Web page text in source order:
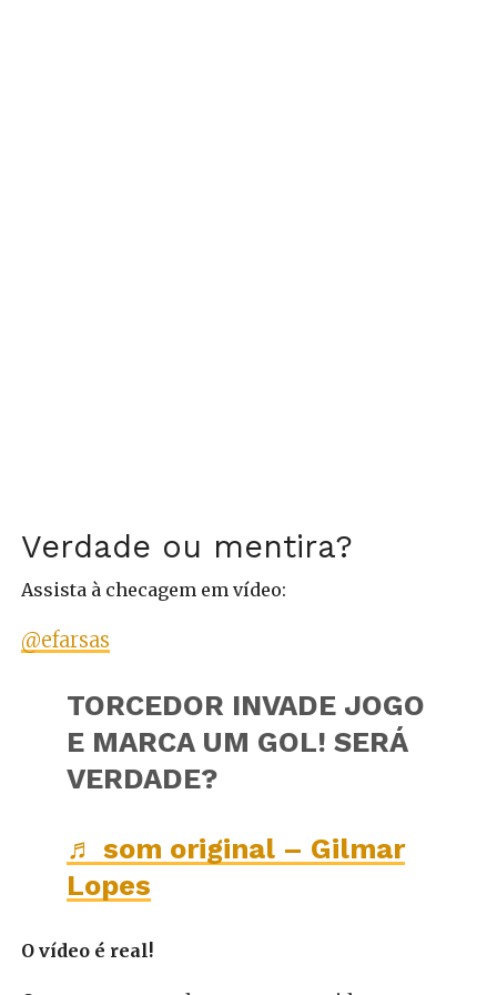
Verdade ou mentira?
Assista à checagem em vídeo:
@efarsas
TORCEDOR INVADE JOGO
E MARCA UM GOL! SERÁ
VERDADE?
♬ som original – Gilmar
Lopes
O vídeo é real!